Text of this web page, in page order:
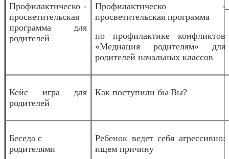
Профилактическо -
просветительская
программа для
родителей
Профилактическо -
просветительская программа
по профилактике конфликтов
«Медиация родителям» для
родителей начальных классов
Кейс игра для
родителей
Как поступили бы Вы?
Беседа с
родителями
Ребенок ведет себя агрессивно:
ищем причину